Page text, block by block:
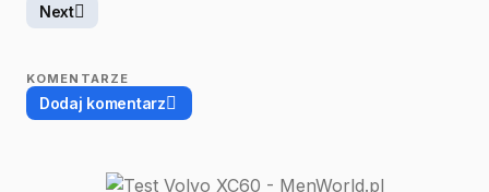
Next
KOMENTARZE
Dodaj komentarz